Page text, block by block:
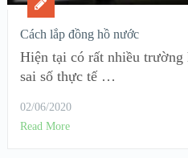
Cách lắp đồng hồ nước
Hiện tại có rất nhiều
sai số thực tế …
02/06/2020
Read More